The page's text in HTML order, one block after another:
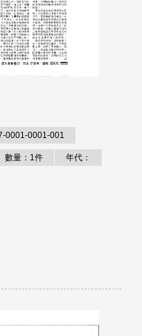
0001-0001-001
數量：1件 年代：